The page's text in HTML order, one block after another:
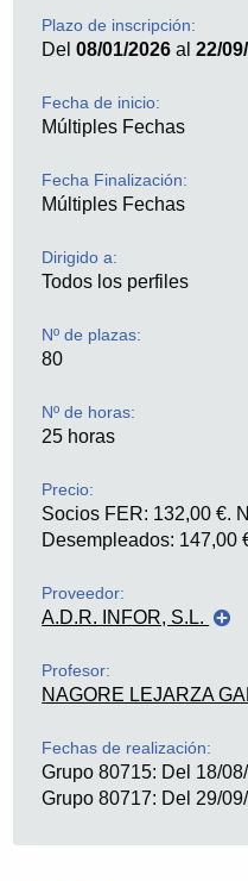
Plazo de inscripción:
Del08/01/2026 al22/
Fecha de inicio:
Múltiples Fechas
Fecha Finalización:
Múltiples Fechas
Dirigido a:
Todos los perfiles
Nº de plazas:
80
Nº de horas:
25 horas
Precio:
Socios FER: 132,00 €.
Desempleados: 147,00
Proveedor:
A.D.R. INFOR, S.L.
ADR Infor S.L.
,
es una empresa con
formación y al
proyecto de
Profesor:
NAGORE LEJARZA
Fechas de realización:
Grupo 80715: Del 18/
Grupo 80717: Del 29/